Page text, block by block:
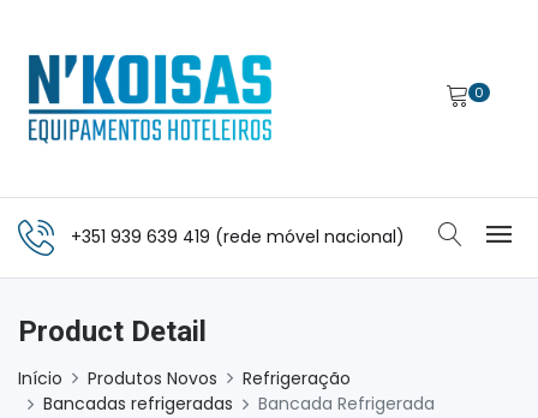
0
+351 939 639 419 (rede móvel nacional)
Product Detail
Início Produtos Novos
Refrigeração
Bancadas refrigeradas
Bancada Refrigerada